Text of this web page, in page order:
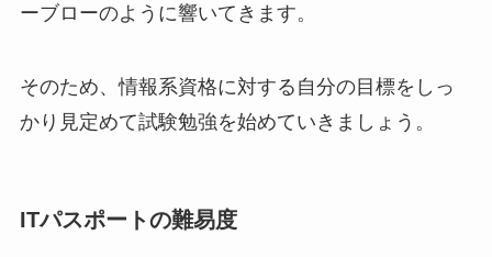
ーブローのように響いてきます。
そのため、情報系資格に対する自分の目標をしっ
かり見定めて試験勉強を始めていきましょう。
ITパスポートの難易度